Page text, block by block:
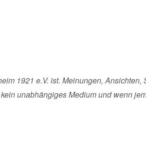
1921 e.V. ist. Meinungen, Ansichten,
unabhängiges Medium und wenn